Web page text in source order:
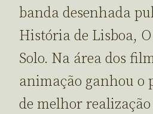
banda desenhada
História de Lisboa,
Solo. Na área dos
animação ganhou o
de melhor